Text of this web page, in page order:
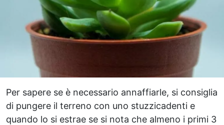
Per sapere se è necessario annaffiarle, si consiglia
di pungere il terreno con uno stuzzicadenti e
quando lo si estrae se si nota che almeno i primi 3